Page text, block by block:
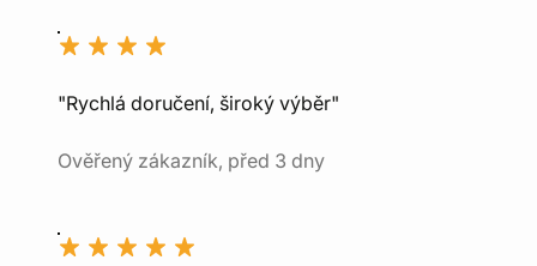
"Rychlá doručení, široký výběr"
Ověřený zákazník, před 3 dny